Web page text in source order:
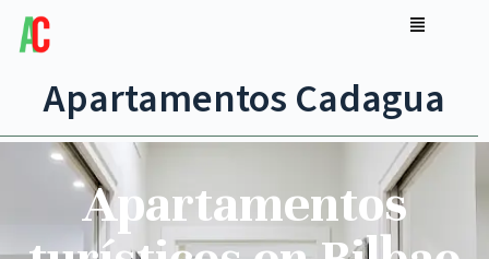
Apartamentos Cadagua
Apartamentos